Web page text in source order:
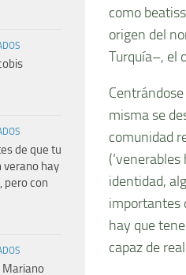
como
origen del
Turquía–, el
misma se
comunidad
identidad,
importantes
hay que
capaz de
de que tu
verano hay
pero con
Mariano